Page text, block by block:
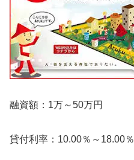
融資額：1万～50万円
貸付利率：10.00％～18.00％